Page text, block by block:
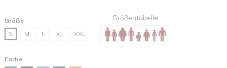
Größe
S
M L XL XXL
Größentabelle
Farbe